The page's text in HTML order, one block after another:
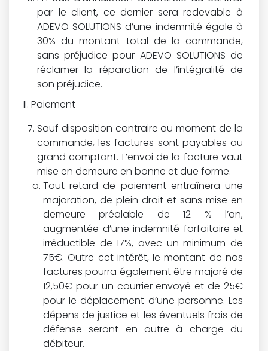
par le client, ce dernier sera redevable à
ADEVO SOLUTIONS d’une indemnité égale à
30% du montant total de la commande,
sans préjudice pour ADEVO SOLUTIONS de
réclamer la réparation de l’intégralité de
son préjudice.
Paiement
Sauf disposition contraire au moment de la
commande, les factures sont payables au
grand comptant. L’envoi de la facture vaut
mise en demeure en bonne et due forme.
Tout retard de paiement entraînera une
majoration, de plein droit et sans mise en
demeure préalable de 12 % l’an,
augmentée d’une indemnité forfaitaire et
irréductible de 17%, avec un minimum de
75€. Outre cet intérêt, le montant de nos
factures pourra également être majoré de
12,50€ pour un courrier envoyé et de 25€
pour le déplacement d’une personne. Les
dépens de justice et les éventuels frais de
défense seront en outre à charge du
débiteur.